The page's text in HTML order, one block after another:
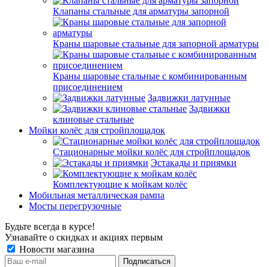
Клапаны стальные для арматуры запорной
Краны шаровые стальные для запорной арматуры
Краны шаровые стальные с комбинированным
присоединением
Задвижки латунные
Задвижки
клиновые стальные
Мойки колёс для стройплощадок
Стационарные мойки колёс для стройплощадок
Эстакады и приямки
Комплектующие к мойкам колёс
Мобильная металлическая рампа
Мосты перегрузочные
Будьте всегда в курсе!
Узнавайте о скидках и акциях первым
Новости магазина